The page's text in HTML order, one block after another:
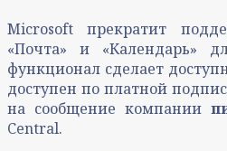
Microsoft прекратит
«Почта» и «Календарь»
функционал сделает
доступен по платной
на сообщение компании
Central.